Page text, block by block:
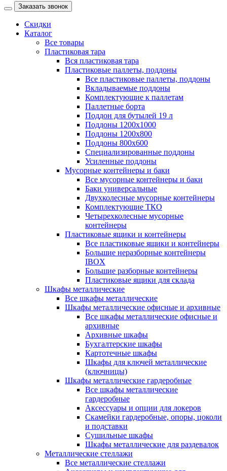
Заказать звонок
Скидки
Каталог
Все товары
Пластиковая тара
Вся пластиковая тара
Пластиковые паллеты, поддоны
Все пластиковые паллеты, поддоны
Вкладываемые поддоны
Комплектующие к паллетам
Паллетные борта
Поддон для бутылей 19 л
Поддоны 1200х1000
Поддоны 1200х800
Поддоны 800х600
Специализированные поддоны
Усиленные поддоны
Мусорные контейнеры и баки
Все мусорные контейнеры и баки
Баки универсальные
Двухколесные мусорные контейнеры
Комплектующие ТКО
Четырехколесные мусорные
контейнеры
Пластиковые ящики и контейнеры
Все пластиковые ящики и контейнеры
Большие неразборные контейнеры
IBOX
Большие разборные контейнеры
Пластиковые ящики для склада
Шкафы металлические
Все шкафы металлические
Шкафы металлические офисные и архивные
Все шкафы металлические офисные и
архивные
Архивные шкафы
Бухгалтерские шкафы
Картотечные шкафы
Шкафы для ключей металлические
(ключницы)
Шкафы металлические гардеробные
Все шкафы металлические
гардеробные
Аксессуары и опции для локеров
Скамейки гардеробные, опоры, цоколи
и подставки
Сушильные шкафы
Шкафы металлические для раздевалок
Металлические стеллажи
Все металлические стеллажи